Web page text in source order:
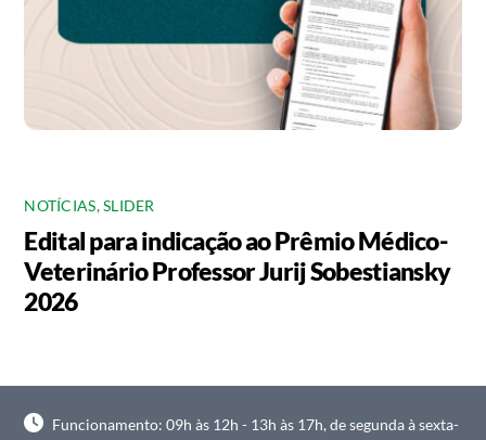
NOTÍCIAS,SLIDER
Edital para indicação ao Prêmio Médico-
Veterinário Professor Jurij Sobestiansky
2026
Funcionamento: 09h às 12h - 13h às 17h, de segunda à sexta-